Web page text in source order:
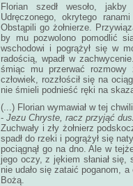
Florian szedł wesoło,
Udręczonego, okrytego
Obstąpili go żołnierze.
by mu pozwolono pomodlić
wschodowi i pogrążył się w
radością, wpadł w
śmiąc mu przerwać rozmowy
człowiek, rozzłościł się na
nie śmieli podnieść ręki na
(...) Florian wymawiał w tej
- Jezu Chryste, racz przyjąć
Zuchwały i zły żołnierz
spadł do rzeki i pogrążył się
pociągnął go na dno. Ale w
jego oczy, z jękiem słaniał
nie udało się zataić poganom,
Bożą.